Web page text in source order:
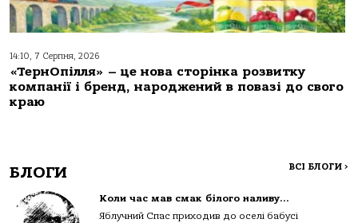
14:10, 7 Серпня, 2026
«ТернОпілля» – це нова сторінка розвитку
компанії і бренд, народжений в повазі до свого
краю
БЛОГИ ВСІ БЛОГИ >
Коли час мав смак білого наливу…
Яблучний Спас приходив до оселі бабусі